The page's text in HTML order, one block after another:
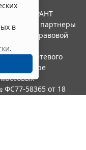
в
.
ГАРАНТ
и ее партнеры
правовой
сетевого
в сфере
ФС77-58365 от 18